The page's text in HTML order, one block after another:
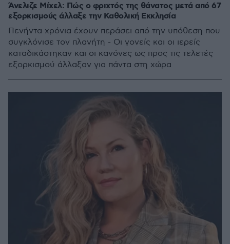
Άνελιζε Μίχελ: Πώς ο φριχτός της θάνατος μετά από 67
εξορκισμούς άλλαξε την Καθολική Εκκλησία
Πενήντα χρόνια έχουν περάσει από την υπόθεση που
συγκλόνισε τον πλανήτη - Οι γονείς και οι ιερείς
καταδικάστηκαν και οι κανόνες ως προς τις τελετές
εξορκισμού άλλαξαν για πάντα στη χώρα